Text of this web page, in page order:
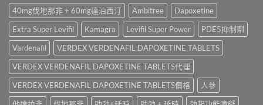
藥
購
買
比
較〉
中
果、
價
錢、
副
作
用
全
面
比
較
與
Kamagra
Jelly
全
面
比
較〉
中
裡
買？
犀
利
士
學
名
藥
購
買
40mg伐地那非 + 60mg達泊西汀 Ambitree
Dapoxetine
Extra Super Levifil
Kamagra Levifil Super Power
PDE5抑制劑
Vardenafil
VERDEX VERDENAFIL DAPOXETINE TABLETS
VERDEX VERDENAFIL DAPOXETINE TABLETS代理
VERDEX VERDENAFIL DAPOXETINE TABLETS價格
人參